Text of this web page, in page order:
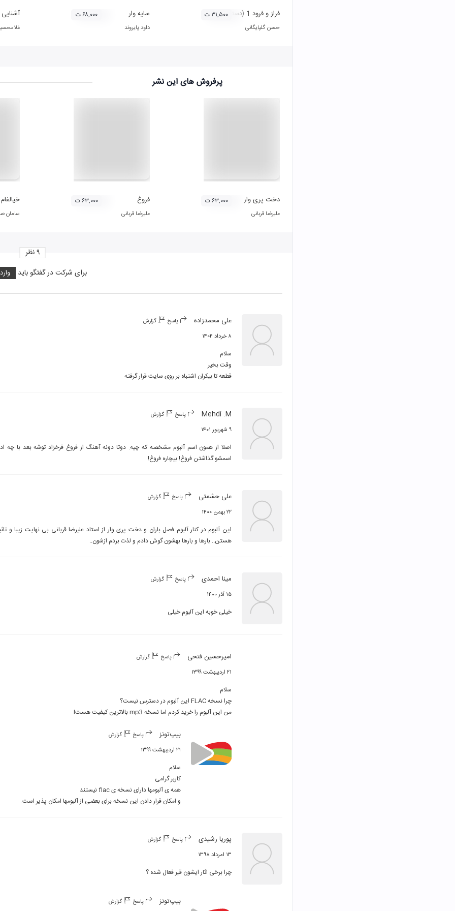
فراز و فرود 1 (دستگاه شور)
حسن گلپایگانی
۳۱,۵۰۰ ت سایه وار
داود پایروند
۶۸,۰۰۰ ت
پرفروش های این نشر
دخت پری وار
علیرضا قربانی
۶۳,۰۰۰ ت فروغ
علیرضا قربانی
۶۳,۰۰۰ ت خیالفام
سامان
برای شرکت در گفتگو باید
۹نظر
علی محمدزاده پاسخ گزارش
۸ خرداد ۱۴۰۴
قطعه تا بیکران اشتباه بر روی سایت قرار گرفته
Mehdi .M پاسخ گزارش
۹ شهریور ۱۴۰۱
اسمشو گذاشتن فروغ! بیچاره فروغ!
علی حشمتی پاسخ گزارش
۲۲ بهمن ۱۴۰۰
هستن.. بارها و بارها بهشون گوش دادم و لذت بردم ازشون..
مینا احمدی پاسخ گزارش
۱۵ آذر ۱۴۰۰
خیلی خوبه این آلبوم خیلی
امیرحسین فتحی پاسخ گزارش
۲۱ اردیبهشت ۱۳۹۹
من این آلبوم را خرید کردم اما نسخه mp3 بالاترین کیفیت هست!
بیپ‌تونز پاسخ گزارش
۲۱ اردیبهشت ۱۳۹۹
و امکان قرار دادن این نسخه برای بعضی از آلبومها امکان پذیر است.
پوریا رشیدی پاسخ گزارش
۱۳ امرداد ۱۳۹۸
چرا برخی اثار ایشون قیر فعال شده ؟
بیپ‌تونز پاسخ گزارش